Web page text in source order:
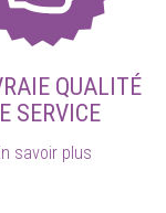
QUALITÉ
SERVICE
savoir plus